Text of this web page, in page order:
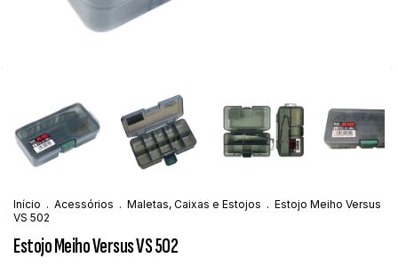
Início . Acessórios . Maletas, Caixas e Estojos . Estojo Meiho Versus
VS 502
Estojo Meiho Versus VS 502